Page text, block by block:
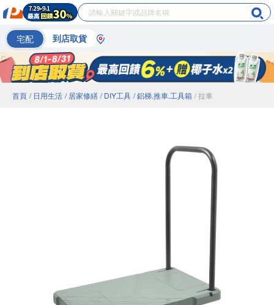
宅配 到店取貨
首頁 / 日用生活 / 居家修繕 / DIY工具 / 鋁梯.推車.工具箱 / 拉車